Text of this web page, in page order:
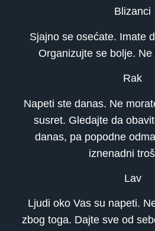
Blizanci
Sjajno se osećate. Imate
Organizujte se bolje.
Rak
Napeti ste danas. Ne
susret. Gledajte da
danas, pa popodne
iznenadni
Lav
Ljudi oko Vas su napeti.
zbog toga. Dajte sve od